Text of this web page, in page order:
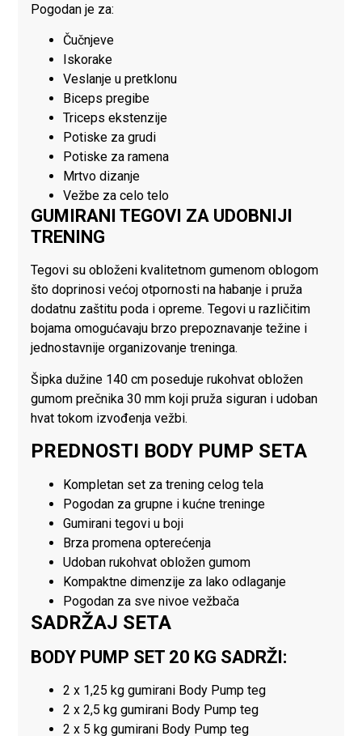
Pogodan je za:
Čučnjeve
Iskorake
Veslanje u pretklonu
Biceps pregibe
Triceps ekstenzije
Potiske za grudi
Potiske za ramena
Mrtvo dizanje
Vežbe za celo telo
GUMIRANI TEGOVI ZA UDOBNIJI
TRENING
Tegovi su obloženi kvalitetnom gumenom oblogom
što doprinosi većoj otpornosti na habanje i pruža
dodatnu zaštitu poda i opreme. Tegovi u različitim
bojama omogućavaju brzo prepoznavanje težine i
jednostavnije organizovanje treninga.
Šipka dužine 140 cm poseduje rukohvat obložen
gumom prečnika 30 mm koji pruža siguran i udoban
hvat tokom izvođenja vežbi.
PREDNOSTI BODY PUMP SETA
Kompletan set za trening celog tela
Pogodan za grupne i kućne treninge
Gumirani tegovi u boji
Brza promena opterećenja
Udoban rukohvat obložen gumom
Kompaktne dimenzije za lako odlaganje
Pogodan za sve nivoe vežbača
SADRŽAJ SETA
BODY PUMP SET 20 KG SADRŽI:
2 x 1,25 kg gumirani Body Pump teg
2 x 2,5 kg gumirani Body Pump teg
2 x 5 kg gumirani Body Pump teg